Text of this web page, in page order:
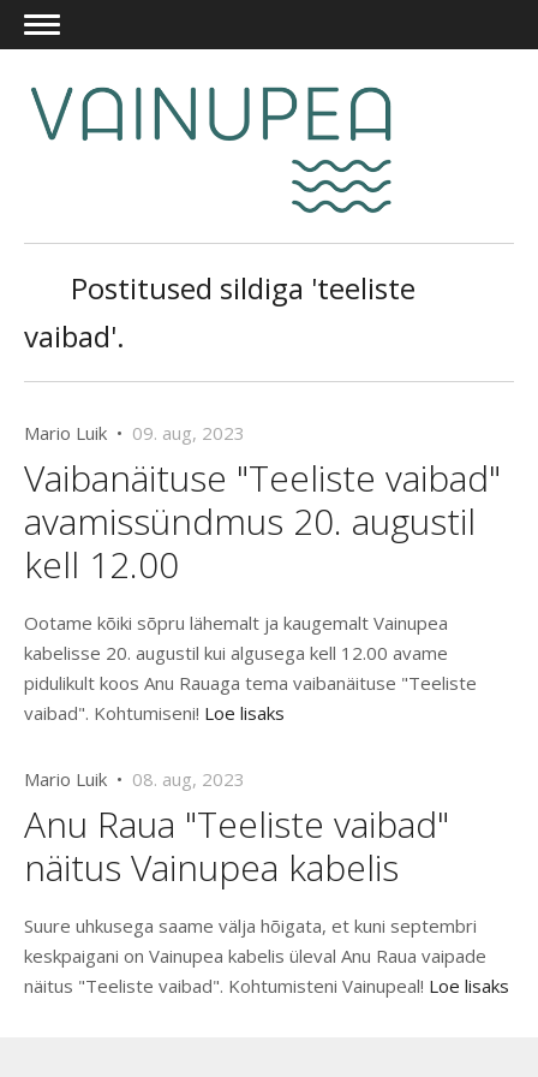
Postitused sildiga 'teeliste
vaibad'.
Mario Luik • 09. aug, 2023
Vaibanäituse "Teeliste vaibad"
avamissündmus 20. augustil
kell 12.00
Ootame kõiki sõpru lähemalt ja kaugemalt Vainupea
kabelisse 20. augustil kui algusega kell 12.00 avame
pidulikult koos Anu Rauaga tema vaibanäituse "Teeliste
vaibad". Kohtumiseni! Loe lisaks
Mario Luik • 08. aug, 2023
Anu Raua "Teeliste vaibad"
näitus Vainupea kabelis
Suure uhkusega saame välja hõigata, et kuni septembri
keskpaigani on Vainupea kabelis üleval Anu Raua vaipade
näitus "Teeliste vaibad". Kohtumisteni Vainupeal! Loe lisaks